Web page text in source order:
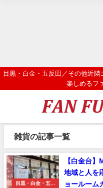
目黒・白金・五反田／その他近
楽しめるフ
雑貨の記事一覧
目黒・白金・五反
【白金台
地域と人を
ョールーム